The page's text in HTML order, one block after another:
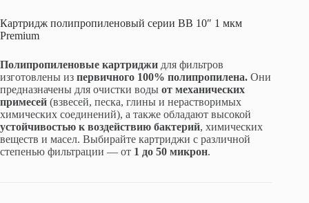
Картридж полипропиленовый серии BB 10″ 1 мкм
Premium
Полипропиленовые картриджи для фильтров
изготовлены из первичного 100% полипропилена. Они
предназначены для очистки воды от механических
примесей (взвесей, песка, глины и нерастворимых
химических соединений), а также обладают высокой
устойчивостью к воздействию бактерий, химических
веществ и масел. Выбирайте картриджи с различной
степенью фильтрации — от 1 до 50 микрон.